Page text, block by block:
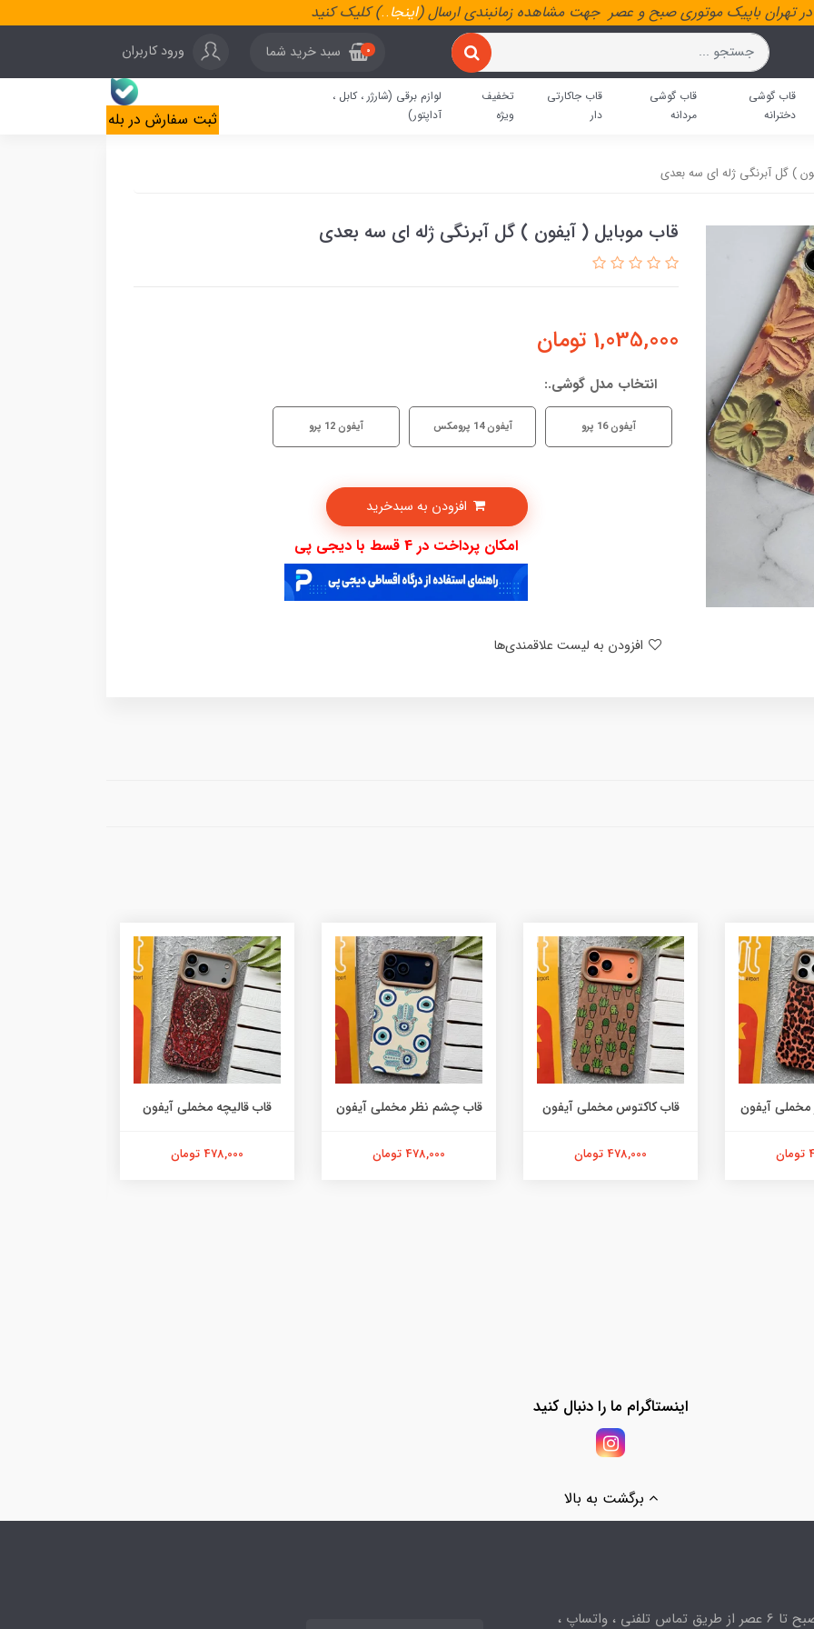
تهران باپیک موتوری صبح و عصر جهت مشاهده زمانبندی ارسال (اینجا..) کلیک کنید
0 سبد خرید شما ورود کاربران
قاب گوشی
دخترانه
قاب گوشی
مردانه
قاب جاکارتی
دار
تخفیف
ویژه
لوازم برقی (شارژر ، کابل ،
آداپتور)
ثبت سفارش در بله
) گل آبرنگی ژله ای سه بعدی
قاب موبایل ( آیفون ) گل آبرنگی ژله ای سه بعدی
1,035,000 تومان
انتخاب مدل گوشی.:
آیفون 16 پرو آیفون 14 پرومکس آیفون 12 پرو
امکان پرداخت در 4 قسط با دیجی پی
مخملی آیفون قاب کاکتوس مخملی آیفون
478,000 تومان
قاب چشم نظر مخملی آیفون
478,000 تومان
قاب قالیچه مخملی آیفون
478,000 تومان
اینستاگرام ما را دنبال کنید
برگشت به بالا
ساعت پاسخگویی از 10صبح تا 6 عصر از طریق تماس تلفنی ، واتساپ ،